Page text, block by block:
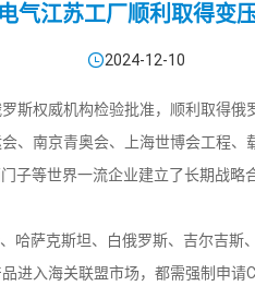
气江苏工厂顺利取得变
2024-12-10
权威机构检验批准，顺利取得俄
、南京青奥会、上海世博会工程
子等世界一流企业建立了长期战略
萨克斯坦、白俄罗斯、吉尔吉斯
进入海关联盟市场，都需强制申请